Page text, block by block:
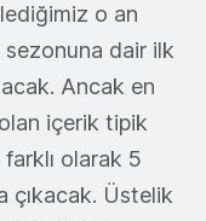
o an
sezonuna dair ilk
Ancak en
içerik tipik
olarak 5
çıkacak. Üstelik